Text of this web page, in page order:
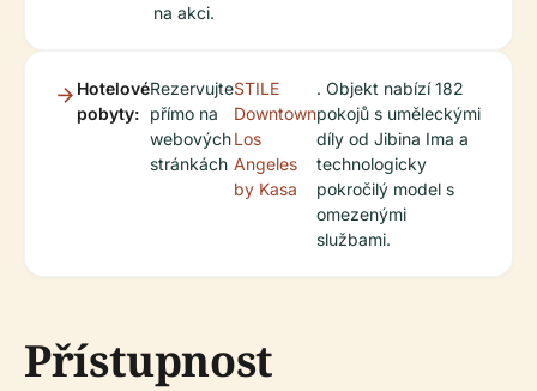
na akci.
Hotelové
pobyty:
Rezervujte
přímo na
webových
stránkách
STILE
Downtown
Los
Angeles
by Kasa
. Objekt nabízí 182
pokojů s uměleckými
díly od Jibina Ima a
technologicky
pokročilý model s
omezenými
službami.
Přístupnost